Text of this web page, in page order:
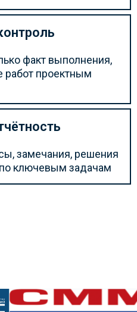
факт выполнения,
работ проектным
замечания, решения
ключевым задачам